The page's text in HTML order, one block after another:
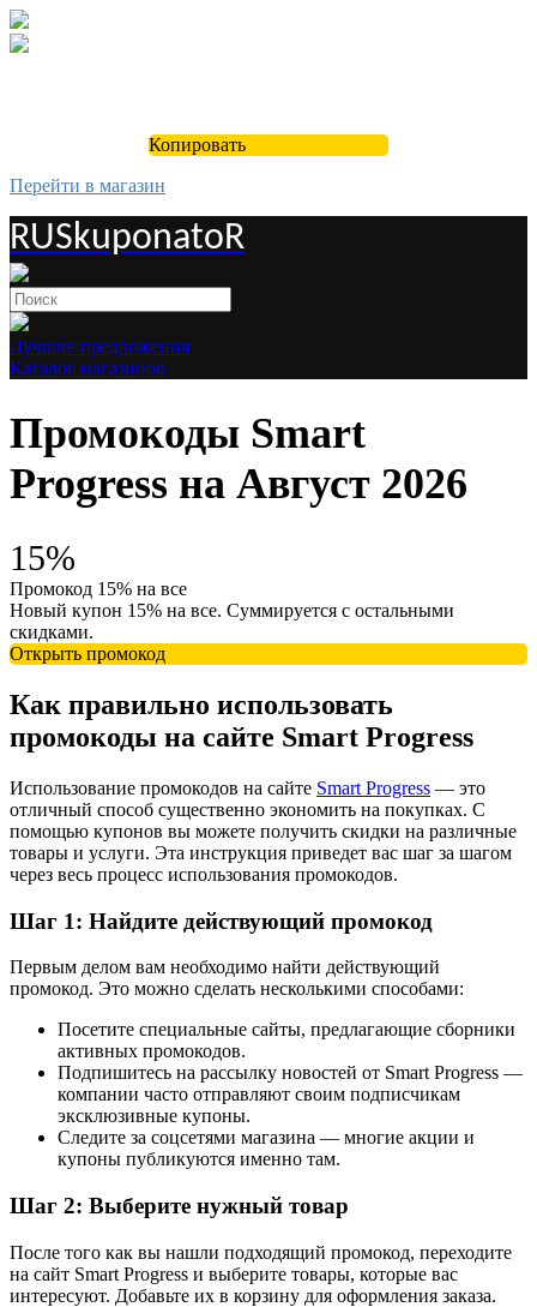
Копировать
Перейти в магазин
RUSkuponatoR
Лучшие предложения
Каталог магазинов
Промокоды Smart
Progress на Август 2026
15%
Промокод 15% на все
Новый купон 15% на все. Суммируется с остальными
скидками.
Открыть промокод
Как правильно использовать
промокоды на сайте Smart Progress
Использование промокодов на сайте Smart Progress — это
отличный способ существенно экономить на покупках. С
помощью купонов вы можете получить скидки на различные
товары и услуги. Эта инструкция приведет вас шаг за шагом
через весь процесс использования промокодов.
Шаг 1: Найдите действующий промокод
Первым делом вам необходимо найти действующий
промокод. Это можно сделать несколькими способами:
Посетите специальные сайты, предлагающие сборники
активных промокодов.
Подпишитесь на рассылку новостей от Smart Progress —
компании часто отправляют своим подписчикам
эксклюзивные купоны.
Следите за соцсетями магазина — многие акции и
купоны публикуются именно там.
Шаг 2: Выберите нужный товар
После того как вы нашли подходящий промокод, переходите
на сайт Smart Progress и выберите товары, которые вас
интересуют. Добавьте их в корзину для оформления заказа.